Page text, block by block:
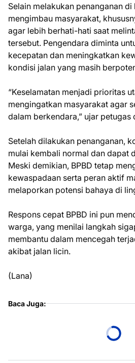
Selain melakukan penanganan di
mengimbau masyarakat,
agar lebih berhati-hati saat
tersebut. Pengendara diminta
kecepatan dan meningkatkan
kondisi jalan yang masih
“Keselamatan menjadi prioritas
mengingatkan masyarakat agar
dalam berkendara,” ujar petugas
Setelah dilakukan penanganan,
mulai kembali normal dan dapat
Meski demikian, BPBD tetap
kewaspadaan serta peran aktif
melaporkan potensi bahaya di
Respons cepat BPBD ini pun
warga, yang menilai langkah
membantu dalam mencegah
akibat jalan licin.
(Lana)
Baca Juga: